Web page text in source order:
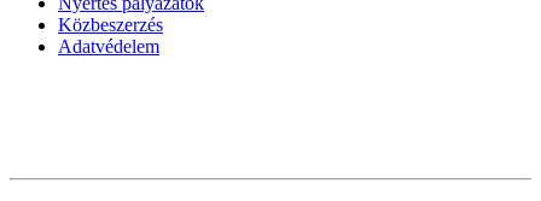
Közbeszerzés
Adatvédelem